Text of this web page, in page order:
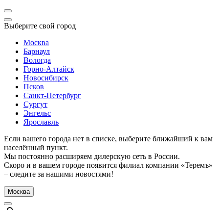
Выберите свой город
Москва
Барнаул
Вологда
Горно-Алтайск
Новосибирск
Псков
Санкт-Петербург
Сургут
Энгельс
Ярославль
Если вашего города нет в списке, выберите ближайший к вам
населённый пункт.
Мы постоянно расширяем дилерскую сеть в России.
Скоро и в вашем городе появится филиал компании «Теремъ»
– следите за нашими новостями!
Москва